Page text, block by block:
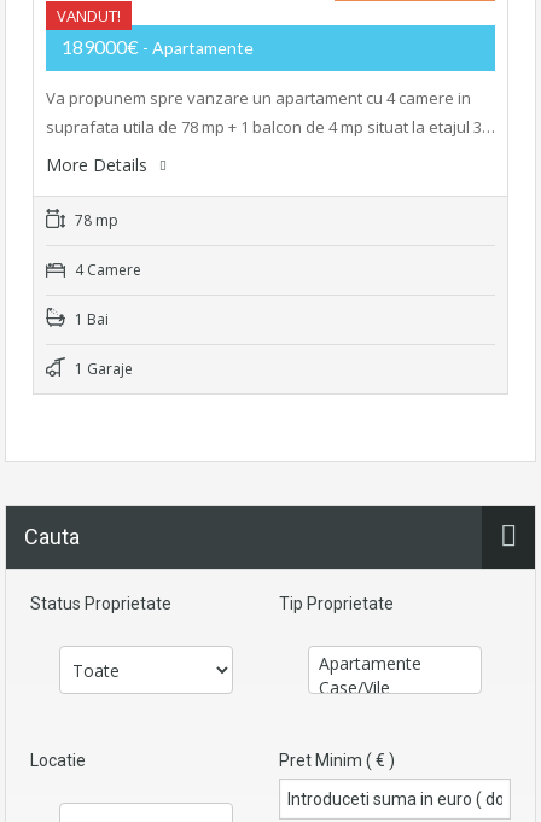
VANDUT!
189000€ - Apartamente
Va propunem spre vanzare un apartament cu 4 camere in
suprafata utila de 78 mp + 1 balcon de 4 mp situat la etajul 3…
More Details
78 mp
4 Camere
1 Bai
1 Garaje
Cauta
Status Proprietate Tip Proprietate
Locatie Pret Minim ( € )